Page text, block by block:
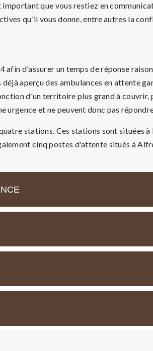
que vous restiez en
qu'il vous donne, entre autres la
afin d'assurer un temps de réponse
aperçu des ambulances en attente
d'un territoire plus grand à couvrir,
urgence et ne peuvent donc pas
stations. Ces stations sont situées
cinq postes d'attente situés à